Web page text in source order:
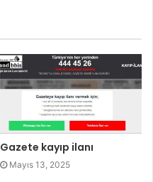
Gazete kayıp ilanı
Mayıs 13, 2025